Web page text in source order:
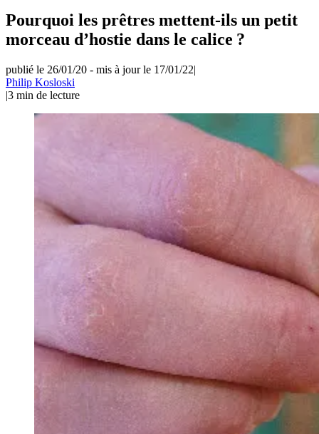
Pourquoi les prêtres mettent-ils un petit
morceau d’hostie dans le calice ?
publié le 26/01/20 - mis à jour le 17/01/22|
Philip Kosloski
|3 min de lecture